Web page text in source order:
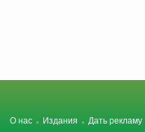
О нас Издания Дать рекламу